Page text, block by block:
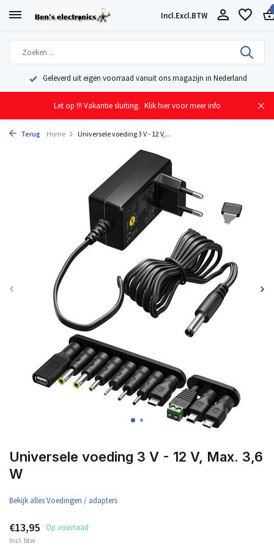
Incl.Excl.BTW
Geleverd uit eigen voorraad vanuit ons magazijn in Nederland
Let op !!! Vakantie sluiting. Klik hier voor meer info
Terug Home Universele voeding 3 V - 12 V,...
Universele voeding 3 V - 12 V, Max. 3,6
W
Bekijk alles Voedingen / adapters
€13,95 Op voorraad
Incl. btw